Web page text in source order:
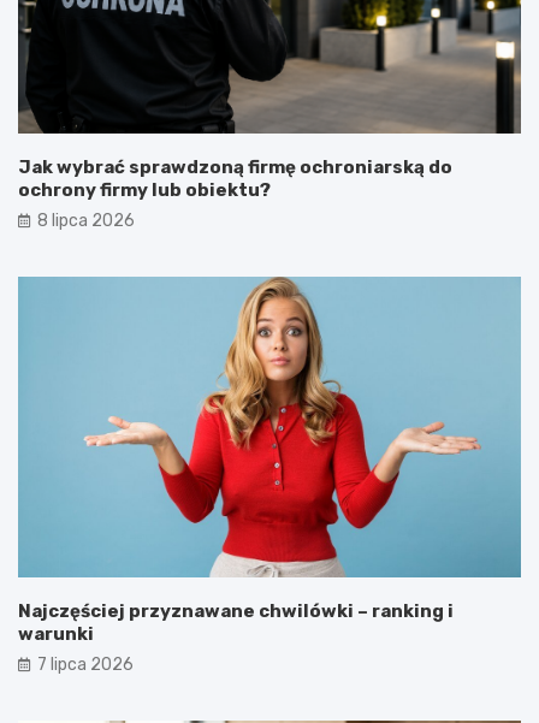
Jak wybrać sprawdzoną firmę ochroniarską do
ochrony firmy lub obiektu?
8 lipca 2026
Najczęściej przyznawane chwilówki – ranking i
warunki
7 lipca 2026